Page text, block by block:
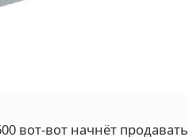
вот-вот начнёт